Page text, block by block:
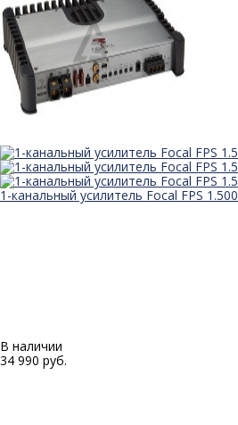
1-канальный усилитель Focal FPS 1.500
В наличии
34 990 руб.